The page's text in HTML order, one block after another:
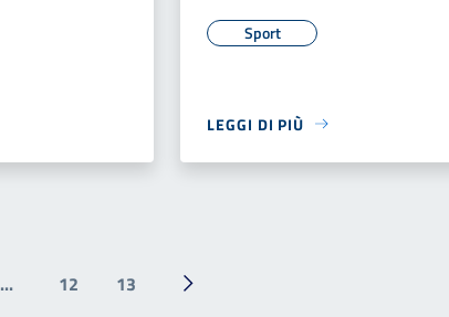
Sport
LEGGI DI PIÙ
... 12 13
Pagina successiva